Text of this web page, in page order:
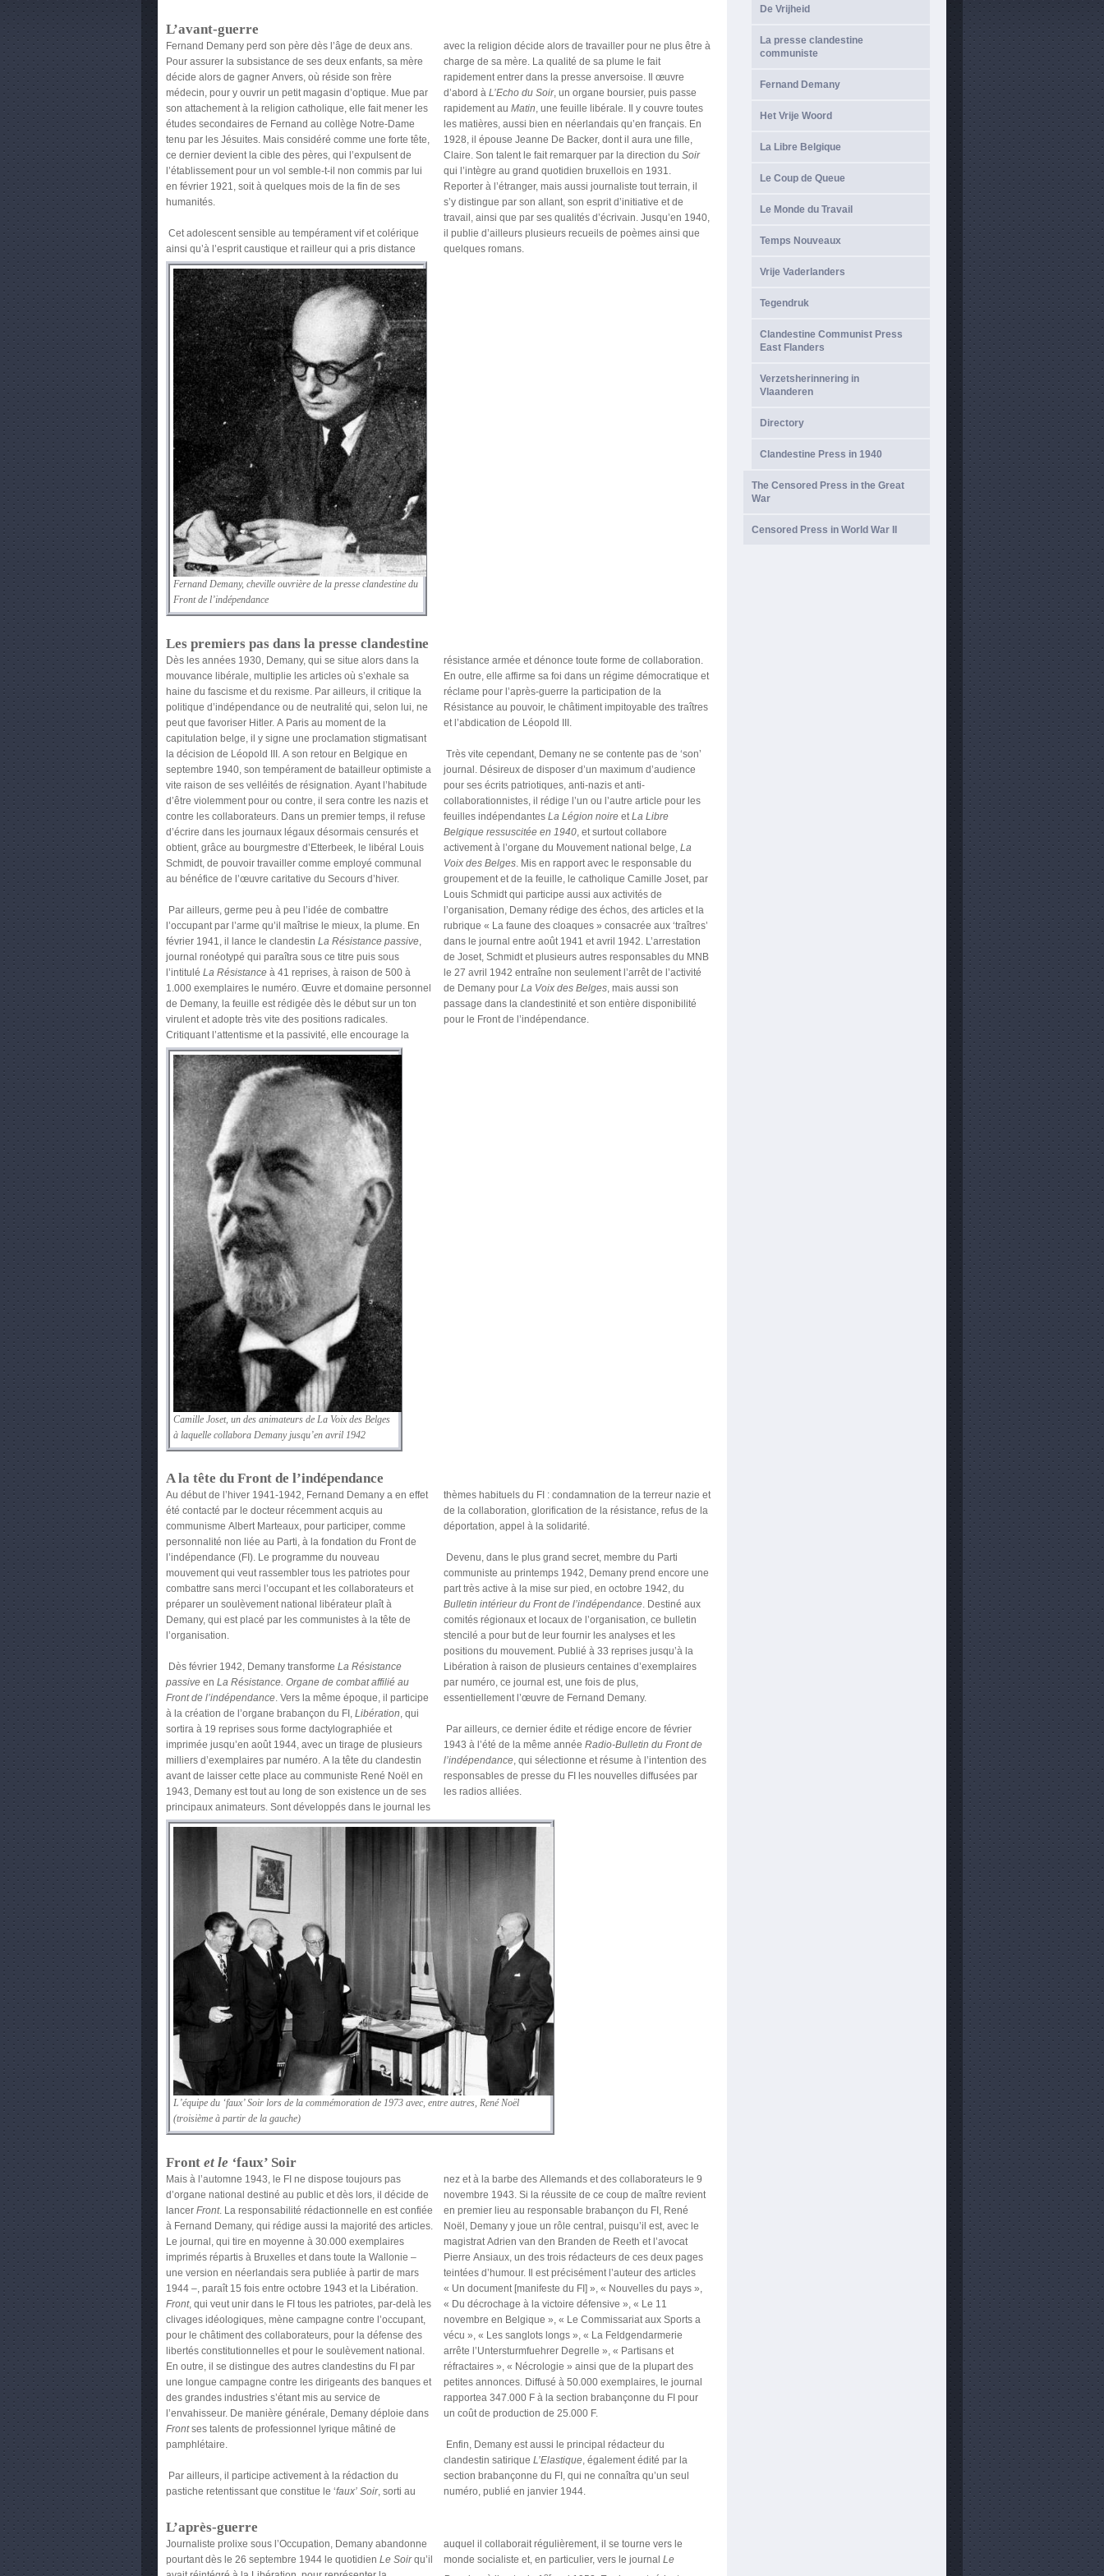
L’avant-guerre
Fernand Demany perd son père dès l’âge de deux ans.
Pour assurer la subsistance de ses deux enfants, sa mère
décide alors de gagner Anvers, où réside son frère
médecin, pour y ouvrir un petit magasin d’optique. Mue par
son attachement à la religion catholique, elle fait mener les
études secondaires de Fernand au collège Notre-Dame
tenu par les Jésuites. Mais considéré comme une forte tête,
ce dernier devient la cible des pères, qui l’expulsent de
l’établissement pour un vol semble-t-il non commis par lui
en février 1921, soit à quelques mois de la fin de ses
humanités.
Cet adolescent sensible au tempérament vif et colérique
ainsi qu’à l’esprit caustique et railleur qui a pris distance
avec la religion décide alors de travailler pour ne plus être à
charge de sa mère. La qualité de sa plume le fait
rapidement entrer dans la presse anversoise. Il œuvre
d’abord à L’Echo du Soir, un organe boursier, puis passe
rapidement au Matin , une feuille libérale. Il y couvre toutes
les matières, aussi bien en néerlandais qu’en français. En
1928, il épouse Jeanne De Backer, dont il aura une fille,
Claire. Son talent le fait remarquer par la direction du Soir
qui l’intègre au grand quotidien bruxellois en 1931.
Reporter à l’étranger, mais aussi journaliste tout terrain, il
s’y distingue par son allant, son esprit d’initiative et de
travail, ainsi que par ses qualités d’écrivain. Jusqu’en 1940,
il publie d’ailleurs plusieurs recueils de poèmes ainsi que
quelques romans.
Fernand Demany, cheville ouvrière de la presse clandestine du
Front de l’indépendance
Les premiers pas dans la presse clandestine
Dès les années 1930, Demany, qui se situe alors dans la
mouvance libérale, multiplie les articles où s’exhale sa
haine du fascisme et du rexisme. Par ailleurs, il critique la
politique d’indépendance ou de neutralité qui, selon lui, ne
peut que favoriser Hitler. A Paris au moment de la
capitulation belge, il y signe une proclamation stigmatisant
la décision de Léopold III. A son retour en Belgique en
septembre 1940, son tempérament de batailleur optimiste a
vite raison de ses velléités de résignation. Ayant l’habitude
d’être violemment pour ou contre, il sera contre les nazis et
contre les collaborateurs. Dans un premier temps, il refuse
d’écrire dans les journaux légaux désormais censurés et
obtient, grâce au bourgmestre d’Etterbeek, le libéral Louis
Schmidt, de pouvoir travailler comme employé communal
au bénéfice de l’œuvre caritative du Secours d’hiver.
Par ailleurs, germe peu à peu l’idée de combattre
l’occupant par l’arme qu’il maîtrise le mieux, la plume. En
février 1941, il lance le clandestin La Résistance passive
journal ronéotypé qui paraîtra sous ce titre puis sous
l’intitulé La Résistance à 41 reprises, à raison de 500 à
1.000 exemplaires le numéro. Œuvre et domaine personnel
de Demany, la feuille est rédigée dès le début sur un ton
virulent et adopte très vite des positions radicales.
Critiquant l’attentisme et la passivité, elle encourage la
résistance armée et dénonce toute forme de collaboration.
En outre, elle affirme sa foi dans un régime démocratique et
réclame pour l’après-guerre la participation de la
Résistance au pouvoir, le châtiment impitoyable des traîtres
et l’abdication de Léopold III.
Très vite cependant, Demany ne se contente pas de ‘son’
journal. Désireux de disposer d’un maximum d’audience
pour ses écrits patriotiques, anti-nazis et anti-
collaborationnistes, il rédige l’un ou l’autre article pour les
feuilles indépendantes La Légion noire et La Libre
Belgique ressuscitée en 1940, et surtout collabore
activement à l’organe du Mouvement national belge, La
Voix des Belges. Mis en rapport avec le responsable du
groupement et de la feuille, le catholique Camille Joset, par
Louis Schmidt qui participe aussi aux activités de
l’organisation, Demany rédige des échos, des articles et la
rubrique « La faune des cloaques » consacrée aux ‘traîtres’
dans le journal entre août 1941 et avril 1942. L’arrestation
de Joset, Schmidt et plusieurs autres responsables du MNB
le 27 avril 1942 entraîne non seulement l’arrêt de l’activité
de Demany pour La Voix des Belges, mais aussi son
passage dans la clandestinité et son entière disponibilité
pour le Front de l’indépendance.
Camille Joset, un des animateurs de La Voix des Belges
à laquelle collabora Demany jusqu’en avril 1942
A la tête du Front de l’indépendance
Au début de l’hiver 1941-1942, Fernand Demany a en effet
été contacté par le docteur récemment acquis au
communisme Albert Marteaux, pour participer, comme
personnalité non liée au Parti, à la fondation du Front de
l’indépendance (FI). Le programme du nouveau
mouvement qui veut rassembler tous les patriotes pour
combattre sans merci l’occupant et les collaborateurs et
préparer un soulèvement national libérateur plaît à
Demany, qui est placé par les communistes à la tête de
l’organisation.
Dès février 1942, Demany transforme La Résistance
passive en La Résistance. Organe de combat affilié au
Front de l’indépendance. Vers la même époque, il participe
à la création de l’organe brabançon du FI, Libération, qui
sortira à 19 reprises sous forme dactylographiée et
imprimée jusqu’en août 1944, avec un tirage de plusieurs
milliers d’exemplaires par numéro. A la tête du clandestin
avant de laisser cette place au communiste René Noël en
1943, Demany est tout au long de son existence un de ses
principaux animateurs. Sont développés dans le journal les
thèmes habituels du FI : condamnation de la terreur nazie et
de la collaboration, glorification de la résistance, refus de la
déportation, appel à la solidarité.
Devenu, dans le plus grand secret, membre du Parti
communiste au printemps 1942, Demany prend encore une
part très active à la mise sur pied, en octobre 1942, du
Bulletin intérieur du Front de l’indépendance. Destiné aux
comités régionaux et locaux de l’organisation, ce bulletin
stencilé a pour but de leur fournir les analyses et les
positions du mouvement. Publié à 33 reprises jusqu’à la
Libération à raison de plusieurs centaines d’exemplaires
par numéro, ce journal est, une fois de plus,
essentiellement l’œuvre de Fernand Demany.
Par ailleurs, ce dernier édite et rédige encore de février
1943 à l’été de la même année Radio-Bulletin du Front de
l’indépendance, qui sélectionne et résume à l’intention des
responsables de presse du FI les nouvelles diffusées par
les radios alliées.
L’équipe du ‘faux’ Soir lors de la commémoration de 1973 avec, entre autres, René Noël
(troisième à partir de la gauche)
Front et le ‘faux’ Soir
Mais à l’automne 1943, le FI ne dispose toujours pas
d’organe national destiné au public et dès lors, il décide de
lancer Front. La responsabilité rédactionnelle en est confiée
à Fernand Demany, qui rédige aussi la majorité des articles.
Le journal, qui tire en moyenne à 30.000 exemplaires
imprimés répartis à Bruxelles et dans toute la Wallonie –
une version en néerlandais sera publiée à partir de mars
1944 –, paraît 15 fois entre octobre 1943 et la Libération.
Front, qui veut unir dans le FI tous les patriotes, par-delà les
clivages idéologiques, mène campagne contre l’occupant,
pour le châtiment des collaborateurs, pour la défense des
libertés constitutionnelles et pour le soulèvement national.
En outre, il se distingue des autres clandestins du FI par
une longue campagne contre les dirigeants des banques et
des grandes industries s’étant mis au service de
l’envahisseur. De manière générale, Demany déploie dans
Frontses talents de professionnel lyrique mâtiné de
pamphlétaire.
Par ailleurs, il participe activement à la rédaction du
pastiche retentissant que constitue le ‘faux’ Soir, sorti au
nez et à la barbe des Allemands et des collaborateurs le 9
novembre 1943. Si la réussite de ce coup de maître revient
en premier lieu au responsable brabançon du FI, René
Noël, Demany y joue un rôle central, puisqu’il est, avec le
magistrat Adrien van den Branden de Reeth et l’avocat
Pierre Ansiaux, un des trois rédacteurs de ces deux pages
teintées d’humour. Il est précisément l’auteur des articles
« Un document [manifeste du FI] », « Nouvelles du pays »,
« Du décrochage à la victoire défensive », « Le 11
novembre en Belgique », « Le Commissariat aux Sports a
vécu », « Les sanglots longs », « La Feldgendarmerie
arrête l’Untersturmfuehrer Degrelle », « Partisans et
réfractaires », « Nécrologie » ainsi que de la plupart des
petites annonces. Diffusé à 50.000 exemplaires, le journal
rapportea 347.000 F à la section brabançonne du FI pour
un coût de production de 25.000 F.
Enfin, Demany est aussi le principal rédacteur du
clandestin satirique L’Elastique, également édité par la
section brabançonne du FI, qui ne connaîtra qu’un seul
numéro, publié en janvier 1944.
L’après-guerre
Journaliste prolixe sous l’Occupation, Demany abandonne
pourtant dès le 26 septembre 1944 le quotidien Le Soirqu’il
auquel il collaborait régulièrement, il se tourne vers le
monde socialiste et, en particulier, vers le journal Le
De Vrijheid
La presse clandestine
communiste
Fernand Demany
Het Vrije Woord
La Libre Belgique
Le Coup de Queue
Le Monde du Travail
Temps Nouveaux
Vrije Vaderlanders
Tegendruk
Clandestine Communist Press
East Flanders
Verzetsherinnering in
Vlaanderen
Directory
Clandestine Press in 1940
The Censored Press in the Great
War
Censored Press in World War II